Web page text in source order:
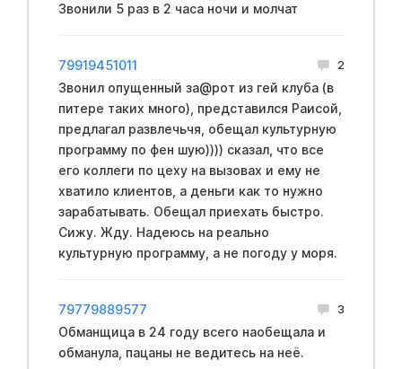
Звонили 5 раз в 2 часа ночи и молчат
79919451011 2
Звонил опущенный за@рот из гей клуба (в
питере таких много), представился Раисой,
предлагал развлечьчя, обещал культурную
программу по фен шую)))) сказал, что все
его коллеги по цеху на вызовах и ему не
хватило клиентов, а деньги как то нужно
зарабатывать. Обещал приехать быстро.
Сижу. Жду. Надеюсь на реально
культурную программу, а не погоду у моря.
79779889577 3
Обманщица в 24 году всего наобещала и
обманула, пацаны не ведитесь на неё.